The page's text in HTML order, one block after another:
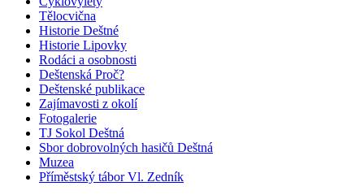
Tělocvična
Historie Deštné
Historie Lipovky
Rodáci a osobnosti
Deštenská Proč?
Deštenské publikace
Zajímavosti z okolí
Fotogalerie
TJ Sokol Deštná
Sbor dobrovolných hasičů Deštná
Muzea
Příměstský tábor Vl. Zedník